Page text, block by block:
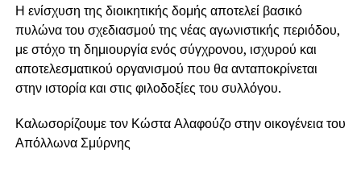
Η ενίσχυση της διοικητικής δομής αποτελεί βασικό
πυλώνα του σχεδιασμού της νέας αγωνιστικής περιόδου,
με στόχο τη δημιουργία ενός σύγχρονου, ισχυρού και
αποτελεσματικού οργανισμού που θα ανταποκρίνεται
στην ιστορία και στις φιλοδοξίες του συλλόγου.
Καλωσορίζουμε τον Κώστα Αλαφούζο στην οικογένεια του
Απόλλωνα Σμύρνης